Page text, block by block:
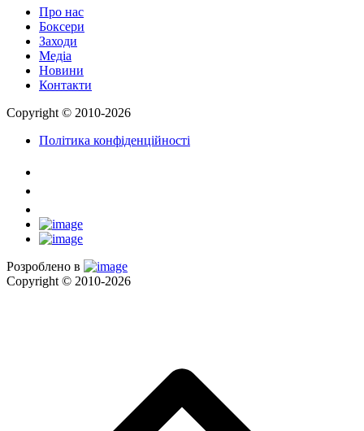
Про нас
Боксери
Заходи
Медіа
Новини
Контакти
Copyright © 2010-2026
Політика конфіденційності
Розроблено в
Copyright © 2010-2026